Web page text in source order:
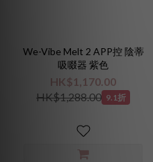
We-Vibe Melt 2 APP控 陰蒂
吸啜器 紫色
HK$1,170.00
HK$1,288.00 9.1折